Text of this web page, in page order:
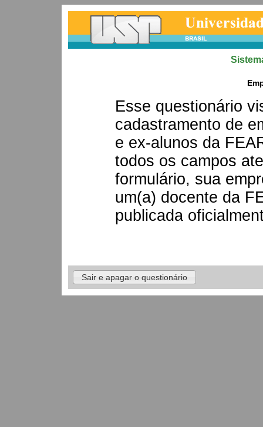
Esse questionário
cadastramento de
e ex-alunos da
todos os campos
formulário, sua
um(a) docente da
publicada
Sair e apagar o questionário